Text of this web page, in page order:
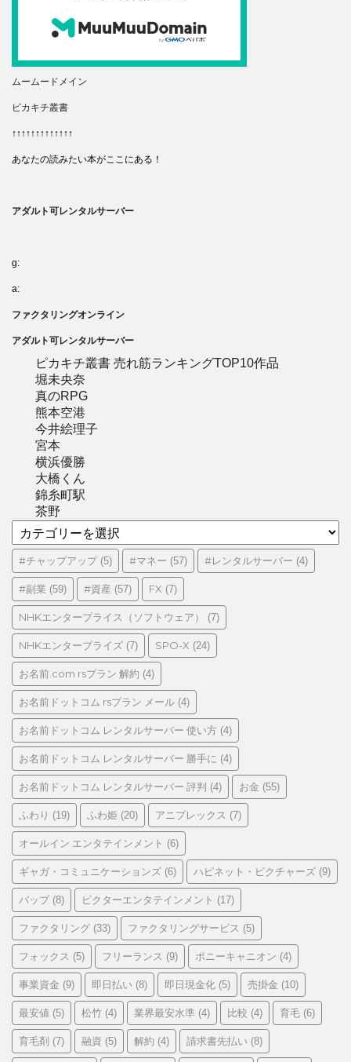
ムームードメイン
ピカキチ叢書
↑↑↑↑↑↑↑↑↑↑↑↑↑
あなたの読みたい本がここにある！
アダルト可レンタルサーバー
g:
a:
ファクタリングオンライン
アダルト可レンタルサーバー
ピカキチ叢書 売れ筋ランキングTOP10作品
堀未央奈
真のRPG
熊本空港
今井絵理子
宮本
横浜優勝
大橋くん
錦糸町駅
茶野
テ
ゴ
リ
ー
#チャップアップ(5) #マネー (57) #レンタルサーバー (4)
#副業 (59) #資産 (57) FX (7)
NHKエンタープライス（ソフトウェア） (7)
NHKエンタープライズ (7) SPO-X (24)
お名前.com rsプラン 解約 (4)
お名前ドットコム rsプラン メール (4)
お名前ドットコム レンタルサーバー 使い方 (4)
お名前ドットコム レンタルサーバー 勝手に (4)
お名前ドットコム レンタルサーバー 評判 (4) お金 (55)
ふわり (19) ふわ姫 (20) アニプレックス (7)
オールイン エンタテインメント (6)
ギャガ・コミュニケーションズ (6) ハピネット・ピクチャーズ (9)
バップ(8) ビクターエンタテインメント (17)
ファクタリング (33) ファクタリングサービス (5)
フォックス (5) フリーランス (9) ポニーキャニオン (4)
事業資金 (9) 即日払い (8) 即日現金化 (5) 売掛金 (10)
最安値 (5) 松竹 (4) 業界最安水準 (4) 比較 (4) 育毛 (6)
育毛剤 (7) 融資 (5) 解約 (4) 請求書先払い (8)